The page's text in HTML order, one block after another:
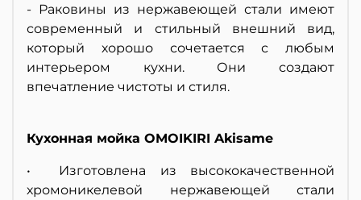
- Раковины из нержавеющей стали имеют
современный и стильный внешний вид,
который хорошо сочетается с любым
интерьером кухни. Они создают
впечатление чистоты и стиля.
Кухонная мойка OMOIKIRI Akisame
• Изготовлена из высококачественной
хромоникелевой нержавеющей стали